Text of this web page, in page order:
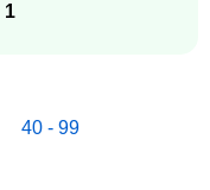
1
40 - 99